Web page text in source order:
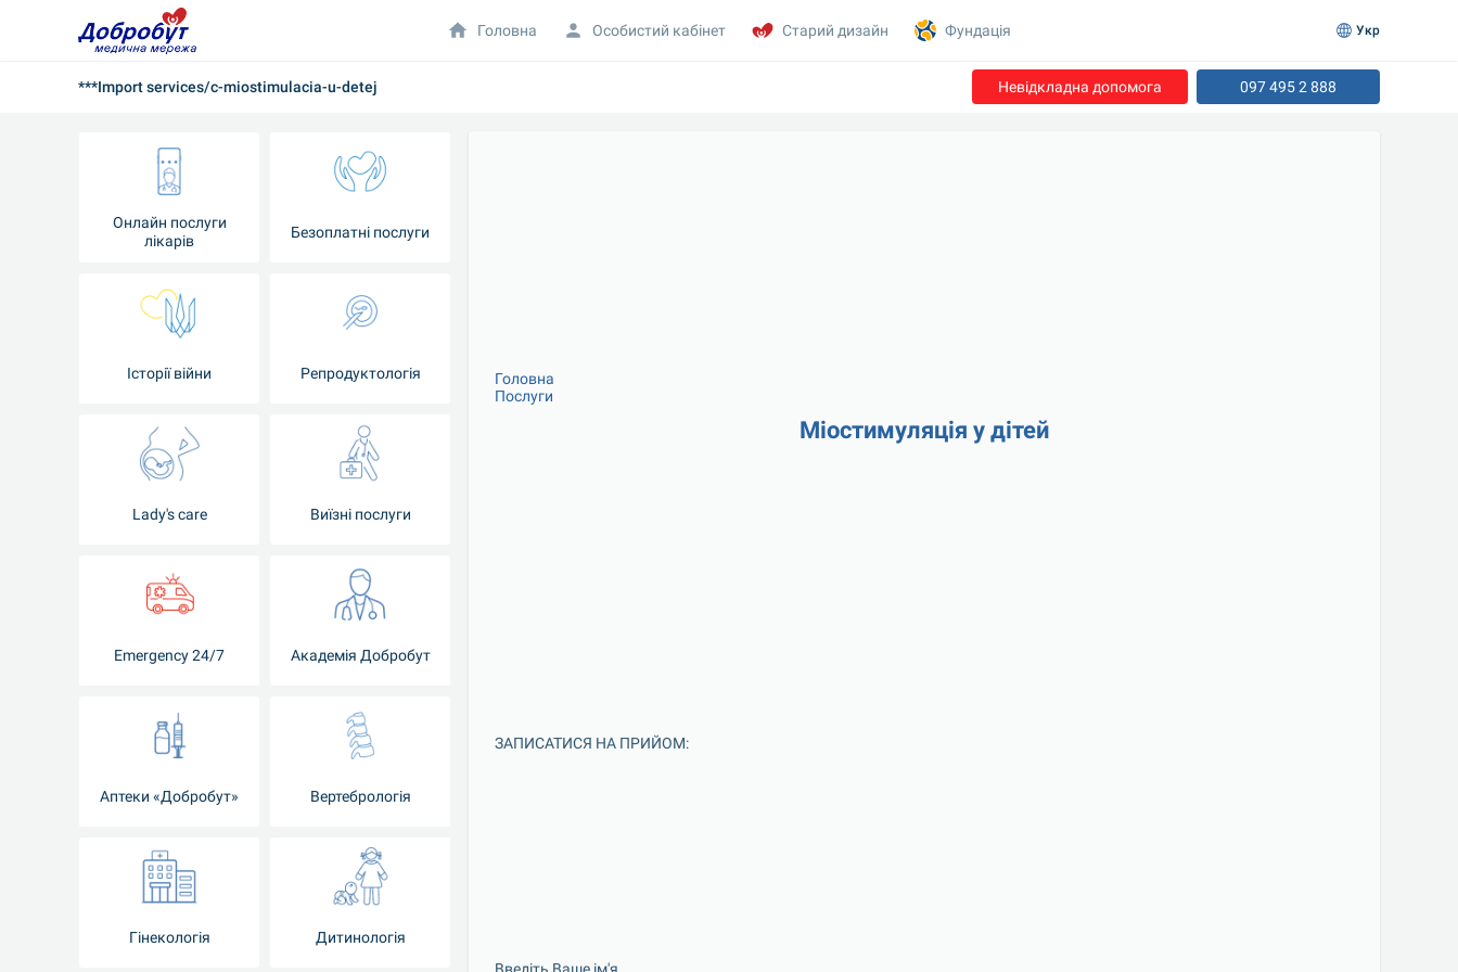
***Import services/c-miostimulacia-u-detej Невідкладна допомога 097 495 2 888
Онлайн послуги
лікарів
Безоплатні послуги
Історії війни Репродуктологія
Lady's care Виїзні послуги
Emergency 24/7 Академія Добробут
Аптеки «Добробут» Вертебрологія
Гінекологія Дитинологія
Головна
Послуги
Міостимуляція у дітей
ЗАПИСАТИСЯ НА ПРИЙОМ:
Головна Особистий кабінет Старий дизайн Фундація Укр